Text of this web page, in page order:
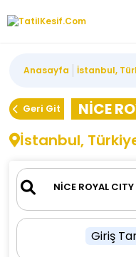
Anasayfa İstanbul,
Geri Git
NİCE
İstanbul,
Giriş